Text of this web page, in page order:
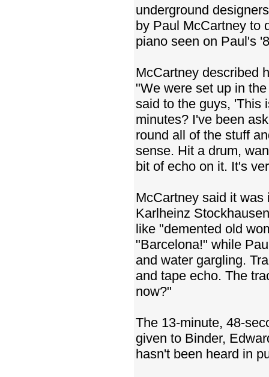
underground
by Paul McCartney to
piano seen on Paul's
McCartney described
"We were set up in
said to the guys, 'This
minutes? I've been
round all of the stuff
sense. Hit a drum,
bit of echo on it. It's
McCartney said it
Karlheinz
like "demented old
"Barcelona!" while
and water gargling.
and tape echo. The
now?"
The 13-minute, 48-
given to Binder,
hasn't been heard in